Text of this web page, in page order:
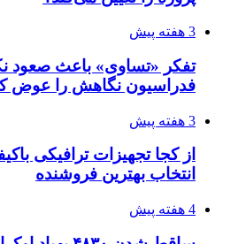
رکوردزنی عمل پیوند عضو در
4 هفته پیش
برق، ضامن پایداری شبکه
4 هفته پیش
راه اندازی مرغداری؛ محاسبه
طرح توجیهی